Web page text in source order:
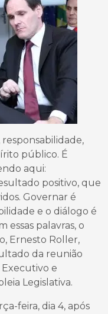
público. É
aqui:
positivo, que
Governar é
e o diálogo é
essas palavras, o
Ernesto Roller,
da reunião
e
Legislativa.
feira, dia 4, após